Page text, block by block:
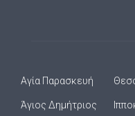
Αγία Παρασκευή
Άγιος Δημήτριος